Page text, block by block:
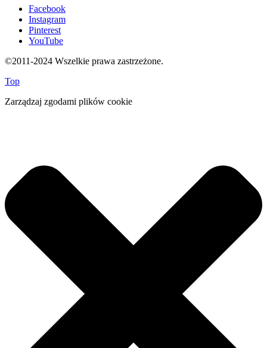
Facebook
Instagram
Pinterest
YouTube
©2011-2024 Wszelkie prawa zastrzeżone.
Top
Zarządzaj zgodami plików cookie